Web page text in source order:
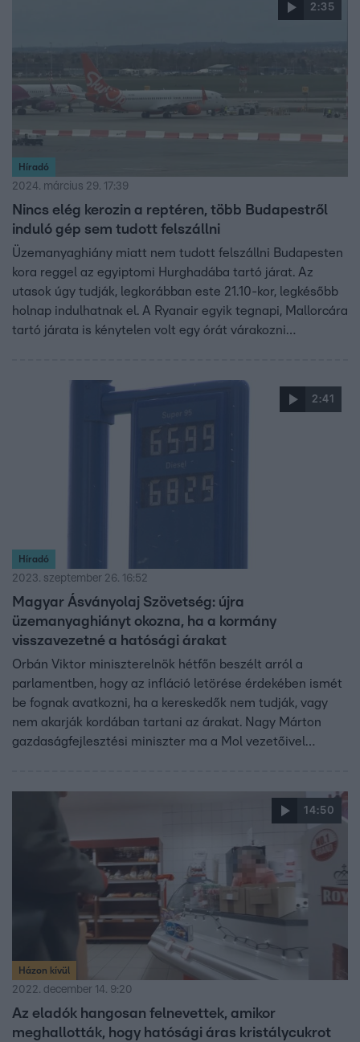
2:35
Híradó
2024. március 29. 17:39
Nincs elég kerozin a reptéren, több Budapestről
induló gép sem tudott felszállni
Üzemanyaghiány miatt nem tudott felszállni Budapesten
kora reggel az egyiptomi Hurghadába tartó járat. Az
utasok úgy tudják, legkorábban este 21.10-kor, legkésőbb
holnap indulhatnak el. A Ryanair egyik tegnapi, Mallorcára
tartó járata is kénytelen volt egy órát várakozni
hiányról nem ők tehetnek. A Budapest Airport a Híradóval
azt közölte, a fennakadásokat az okozza, hogy az egyik
üzemanyagkiszolgálónál átmeneti készletezési probléma
2:41
Híradó
2023. szeptember 26. 16:52
Magyar Ásványolaj Szövetség: újra
üzemanyaghiányt okozna, ha a kormány
visszavezetné a hatósági árakat
Orbán Viktor miniszterelnök hétfőn beszélt arról a
parlamentben, hogy az infláció letörése érdekében ismét
be fognak avatkozni, ha a kereskedők nem tudják, vagy
nem akarják kordában tartani az árakat. Nagy Márton
gazdaságfejlesztési miniszter ma a Mol vezetőivel
A Magyar Ásványolaj Szövetség szerint a hatósági úr
újbóli bevezetése újra üzemanyaghiányt okozna.
14:50
Házon kívül
2022. december 14. 9:20
Az eladók hangosan felnevettek, amikor
meghallották, hogy hatósági áras kristálycukrot